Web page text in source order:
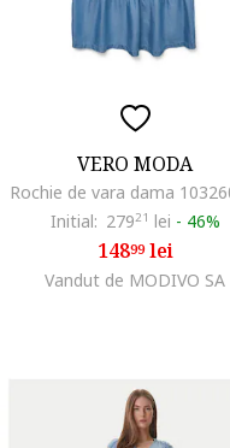
VERO MODA
Initial: 27921 lei - 46%
14899lei
Vandut de MODIVO SA